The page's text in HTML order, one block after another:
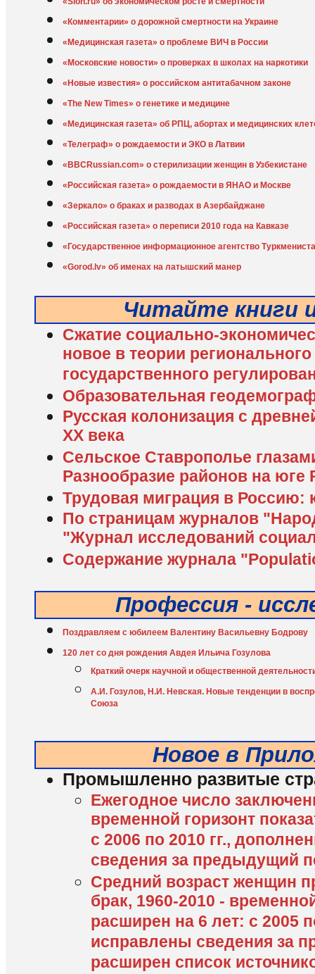
«Комментарии» о дорожной смертности на Украине
«Медицинская газета» о проблеме ВИЧ в России
«Московские новости» о проверках в школах на наркотики
«Новые известия» о российском антитабачном законе
«The New Times» о генетике и медицине
«Медицинская газета» об РПЦ, абортах и медицинских
«Телеграф» о рождаемости и ЭКО в Латвии
«BBCRussian.com» о стерилизации женщин в Узбекистане
«Российская газета» о рождаемости в ЯНАО и Москве
«Зеркало» о браках и разводах в Азербайджане
«Российская газета» о переписи 2010 года на Кавказе
«Государственное информационное агентство
«Gorod.lv» об именах на латышский манер
Читайте книги
Сжатие социально-
новое в теории
государственного
Образовательная
Русская колонизация с
XX века
Сельское Ставрополье
Разнообразие районов на юге
Трудовая миграция в Россию:
По страницам журналов
"Журнал исследований
Содержание журнала
Профессия -
Поздравляем с юбилеем Валентину Васильевну Бодрову
120 лет со дня рождения Авдея Ильича Гозулова
Краткий очерк научной и общественной
А.И. Гозулов, Н.И. Невская. Новые тенденции в
Союза
Новое в
Промышленно развитые
Ежегодное число
временной горизонт
с 2006 по 2010 гг.,
сведения за предыдущий
Средний возраст женщин
брак, 1960-2010 -
расширен на 6 лет: с 2005
исправлены сведения за
расширен список